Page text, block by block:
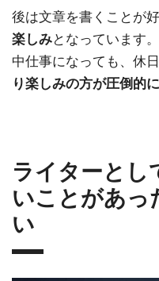
後は文章を書くことが好
楽しみとなっています
中仕事になっても、休
り楽しみの方が圧倒的
ライターとし
いことがあっ
い